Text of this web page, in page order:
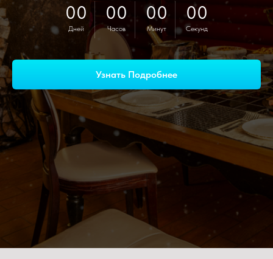
00
Дней
00
Часов
00
Минут
00
Секунд
Узнать Подробнее